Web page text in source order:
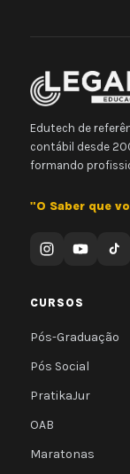
Edutech de
contábil desde
formando
"O Saber que
CURSOS
Pós-Graduação
Pós Social
PratikaJur
OAB
Maratonas